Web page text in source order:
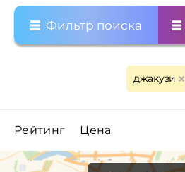
Фильтр поиска
джакузи
Рейтинг Цена